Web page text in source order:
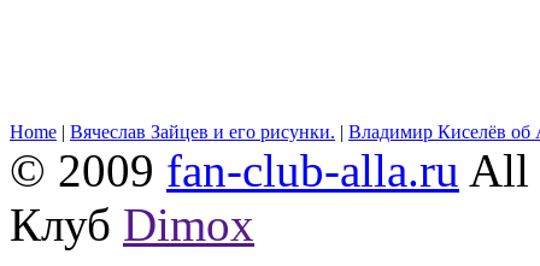
Home | Вячеслав Зайцев и его рисунки. | Владимир Киселёв об
© 2009 fan-club-alla.ru All
Клуб Dimox